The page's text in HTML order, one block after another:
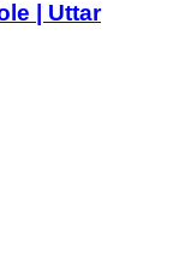
| Uttar